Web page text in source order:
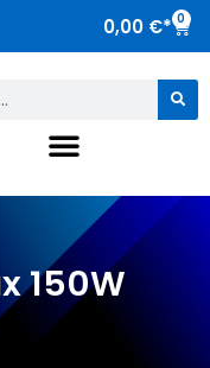
0,00 € 0
150W